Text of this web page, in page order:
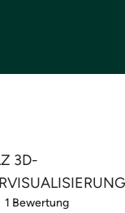
3D-
5 von 5
1 Bewertung